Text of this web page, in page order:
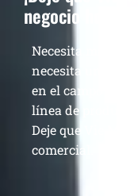
negocio hoy!
Necesita más
necesita un
en el campo
línea de
Deje que Vie
comercial.